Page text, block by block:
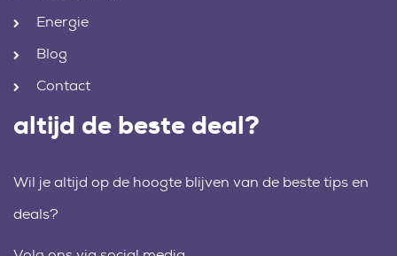
Energie
Blog
Contact
altijd de beste deal?
Wil je altijd op de hoogte blijven van de beste tips en
deals?